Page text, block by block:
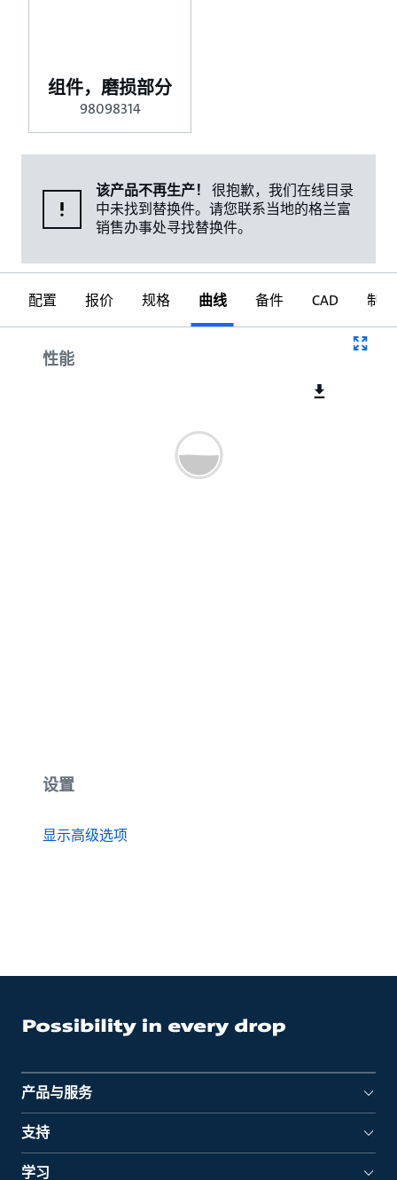
组件，磨损部分
98098314
该产品不再生产！
很抱歉，我们在线目录
中未找到替换件。请您联系当地的格兰富
销售办事处寻找替换件。
配置 报价 规格 曲线 备件 CAD 制图
性能
设置
显示高级选项
产品与服务
支持
学习